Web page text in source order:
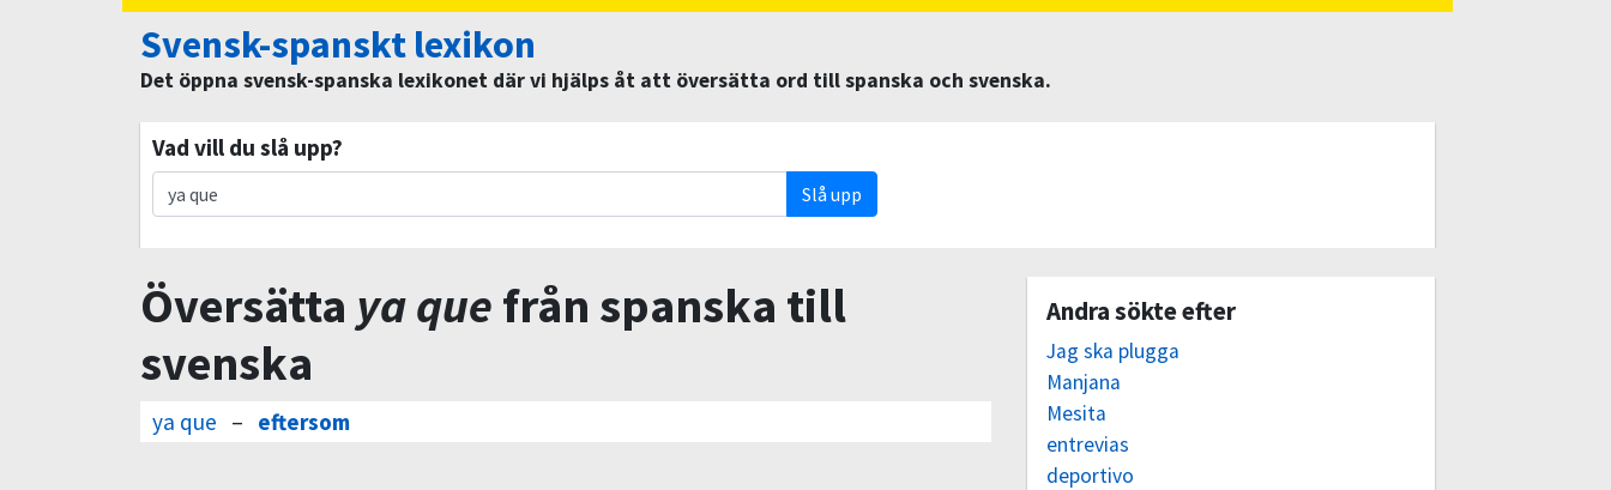
Svensk-spanskt lexikon
Det öppna svensk-spanska lexikonet där vi hjälps åt att översätta ord till spanska och svenska.
Vad vill du slå upp?
Slå upp
Översätta ya que från spanska till
svenska
ya que – eftersom
Andra sökte efter
Jag ska plugga
Manjana
Mesita
entrevias
deportivo